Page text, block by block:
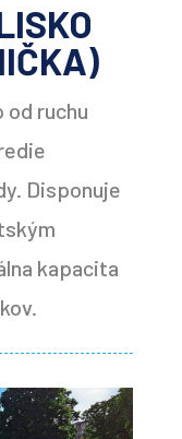
od ruchu
Disponuje
kapacita